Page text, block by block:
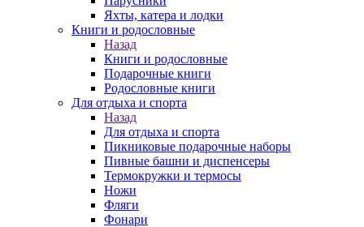
Яхты, катера и лодки
Книги и родословные
Назад
Книги и родословные
Подарочные книги
Родословные книги
Для отдыха и спорта
Назад
Для отдыха и спорта
Пикниковые подарочные наборы
Пивные башни и диспенсеры
Термокружки и термосы
Ножи
Фляги
Фонари